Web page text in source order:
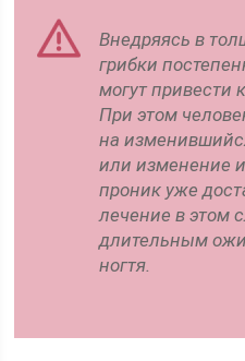
Внедряясь в
грибки
могут привести
При этом
на
или изменение
проник уже
лечение в этом
длительным
ногтя.